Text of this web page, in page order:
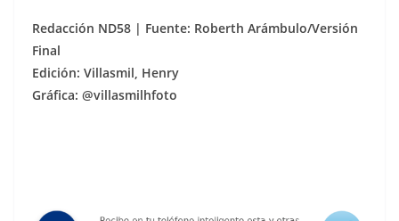
Redacción ND58 | Fuente: Roberth Arámbulo/Versión
Final
Edición: Villasmil, Henry
Gráfica: @villasmilhfoto